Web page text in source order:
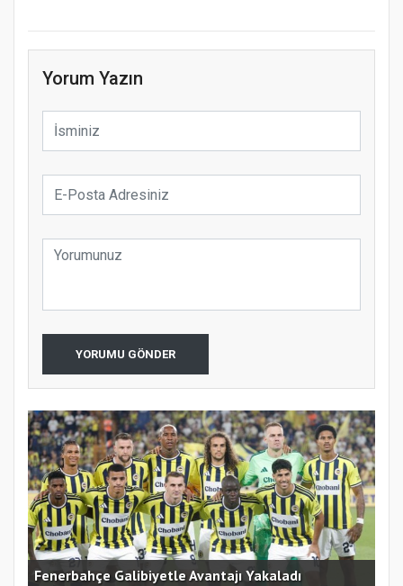
Yorum Yazın
YORUMU GÖNDER
Fenerbahçe Galibiyetle Avantajı Yakaladı